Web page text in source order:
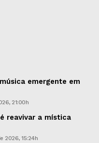
emergente em
21:00h
reavivar a mística
2026, 15:24h